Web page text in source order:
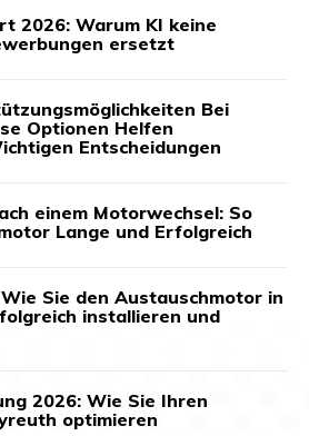
2026: Warum KI keine
ersetzt
Bei
Optionen Helfen
Entscheidungen
einem Motorwechsel: So
Lange und Erfolgreich
Sie den Austauschmotor in
installieren und
2026: Wie Sie Ihren
optimieren